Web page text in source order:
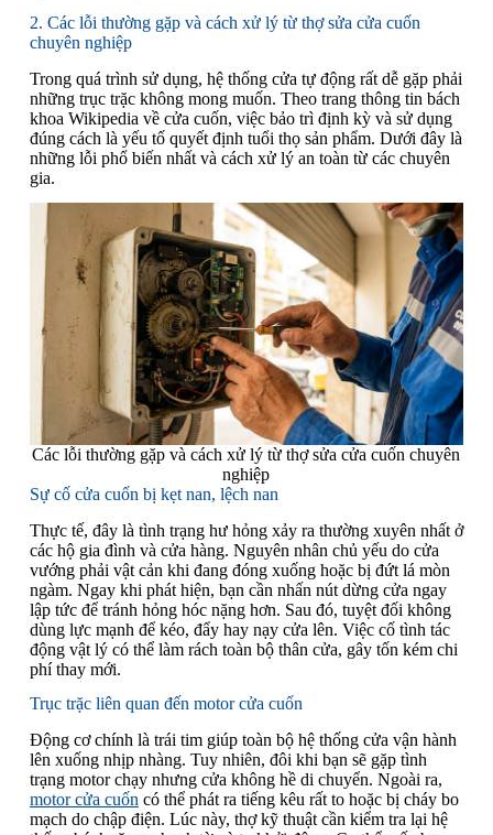
2. Các lỗi thường gặp và cách xử lý từ thợ sửa cửa cuốn
chuyên nghiệp
Trong quá trình sử dụng, hệ thống cửa tự động rất dễ gặp phải
những trục trặc không mong muốn. Theo trang thông tin bách
khoa Wikipedia về cửa cuốn, việc bảo trì định kỳ và sử dụng
đúng cách là yếu tố quyết định tuổi thọ sản phẩm. Dưới đây là
những lỗi phổ biến nhất và cách xử lý an toàn từ các chuyên
gia.
Các lỗi thường gặp và cách xử lý từ thợ sửa cửa cuốn chuyên
nghiệp
Sự cố cửa cuốn bị kẹt nan, lệch nan
Thực tế, đây là tình trạng hư hỏng xảy ra thường xuyên nhất ở
các hộ gia đình và cửa hàng. Nguyên nhân chủ yếu do cửa
vướng phải vật cản khi đang đóng xuống hoặc bị đứt lá mòn
ngàm. Ngay khi phát hiện, bạn cần nhấn nút dừng cửa ngay
lập tức để tránh hỏng hóc nặng hơn. Sau đó, tuyệt đối không
dùng lực mạnh để kéo, đẩy hay nạy cửa lên. Việc cố tình tác
động vật lý có thể làm rách toàn bộ thân cửa, gây tốn kém chi
phí thay mới.
Trục trặc liên quan đến motor cửa cuốn
Động cơ chính là trái tim giúp toàn bộ hệ thống cửa vận hành
lên xuống nhịp nhàng. Tuy nhiên, đôi khi bạn sẽ gặp tình
trạng motor chạy nhưng cửa không hề di chuyển. Ngoài ra,
motor cửa cuốn có thể phát ra tiếng kêu rất to hoặc bị cháy bo
mạch do chập điện. Lúc này, thợ kỹ thuật cần kiểm tra lại hệ